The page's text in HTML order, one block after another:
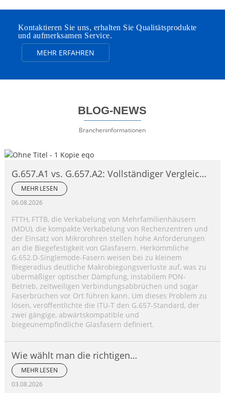
Kontaktieren Sie uns, erhalten Sie Qualitätsprodukte
und aufmerksamen Service.
MEHR ERFAHREN
BLOG-NEWS
Brancheninformationen
G.657.A1 vs. G.657.A2: Vollständiger Vergleich
biegeunempfindlicher Einmodenfasern
MEHR LESEN
06.08.2026
FTTH, FTTB, die Verkabelung von Mehrfamilienhäusern
(MDU), die kompakte Verkabelung von Rechenzentren und
der Einsatz von Mikrorohren stellen hohe Anforderungen
an die Biegefestigkeit von Glasfasern. Herkömmliche
G.652.D-Singlemode-Fasern weisen bei zu kleinem
Biegeradius deutliche Makrobiegungsverluste auf, was zu
übermäßiger optischer Dämpfung, instabilem PON-
Betrieb, zeitweiligen Verbindungsabbrüchen und sogar
Faserbrüchen vor Ort führen kann. Um dieses Problem zu
lösen, veröffentlichte die ITU-T den G.657-Standard, der
zwei gängige, abwärtskompatible und
biegeunempfindliche Glasfasern definiert.
Wie wählt man die richtigen
Glasfaserkabeltypen für die Luftverlegung
aus?
MEHR LESEN
03.08.2026